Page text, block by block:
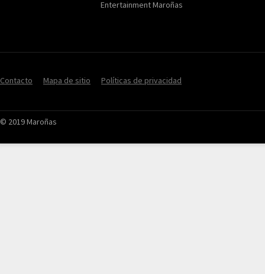
Entertainment Maroñas
Contacto Mapa de sitio Políticas de privacidad
© 2019 Maroñas